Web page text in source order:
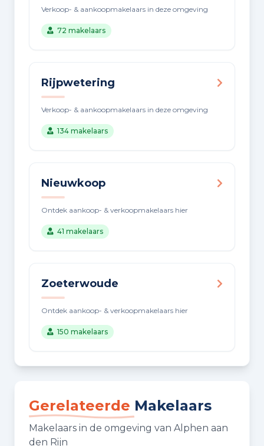
Verkoop- & aankoopmakelaars in deze omgeving
72 makelaars
Rijpwetering
Verkoop- & aankoopmakelaars in deze omgeving
134 makelaars
Nieuwkoop
Ontdek aankoop- & verkoopmakelaars hier
41 makelaars
Zoeterwoude
Ontdek aankoop- & verkoopmakelaars hier
150 makelaars
Gerelateerde Makelaars
Makelaars in de omgeving van Alphen aan
den Rijn